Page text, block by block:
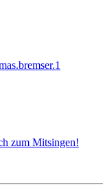
zum Mitsingen!